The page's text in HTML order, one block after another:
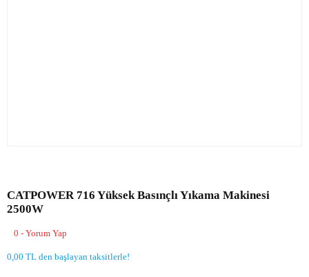
CATPOWER 716 Yüksek Basınçlı Yıkama Makinesi
2500W
0 - Yorum Yap
0,00 TL den başlayan taksitlerle!